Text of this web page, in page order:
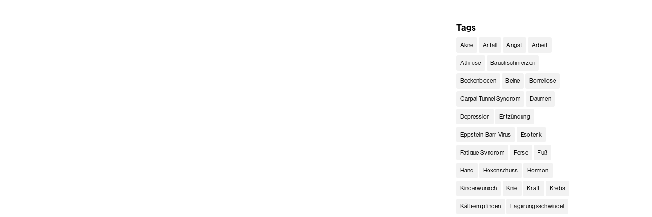
Tags
Akne Anfall Angst Arbeit
Athrose Bauchschmerzen
Beckenboden Beine Borreliose
Carpal Tunnel Syndrom Daumen
Depression Entzündung
Eppstein-Barr-Virus Esoterik
Fatigue Syndrom Ferse Fuß
Hand Hexenschuss Hormon
Kinderwunsch Knie Kraft Krebs
Kälteempfinden Lagerungsschwindel